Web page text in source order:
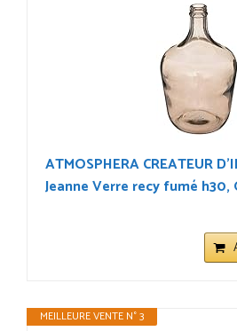
ATMOSPHERA CREATEUR
Jeanne Verre recy fumé h30,
MEILLEURE VENTE N° 3